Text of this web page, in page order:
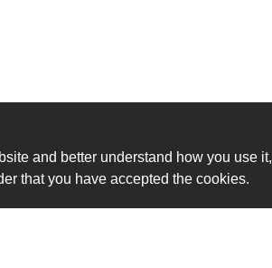
and better understand how you use it,
that you have accepted the cookies.